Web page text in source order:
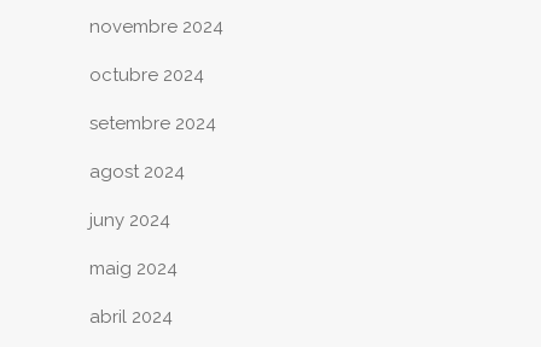
novembre 2024
octubre 2024
setembre 2024
agost 2024
juny 2024
maig 2024
abril 2024